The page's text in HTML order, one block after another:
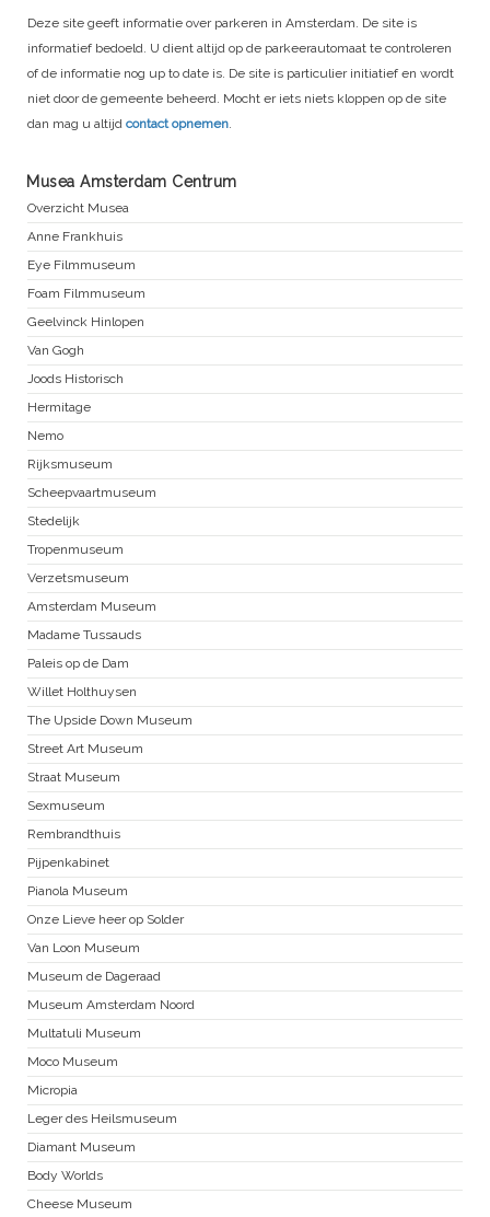
Deze site geeft informatie over parkeren in Amsterdam. De site is
informatief bedoeld. U dient altijd op de parkeerautomaat te controleren
of de informatie nog up to date is. De site is particulier initiatief en wordt
niet door de gemeente beheerd. Mocht er iets niets kloppen op de site
dan mag u altijd contact opnemen.
Musea Amsterdam Centrum
Overzicht Musea
Anne Frankhuis
Eye Filmmuseum
Foam Filmmuseum
Geelvinck Hinlopen
Van Gogh
Joods Historisch
Hermitage
Nemo
Rijksmuseum
Scheepvaartmuseum
Stedelijk
Tropenmuseum
Verzetsmuseum
Amsterdam Museum
Madame Tussauds
Paleis op de Dam
Willet Holthuysen
The Upside Down Museum
Street Art Museum
Straat Museum
Sexmuseum
Rembrandthuis
Pijpenkabinet
Pianola Museum
Onze Lieve heer op Solder
Van Loon Museum
Museum de Dageraad
Museum Amsterdam Noord
Multatuli Museum
Moco Museum
Micropia
Leger des Heilsmuseum
Diamant Museum
Body Worlds
Cheese Museum